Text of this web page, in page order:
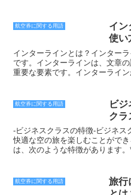
は、専用のラウンジを利用する
や飲み物の提供、新聞や雑誌の
受けることができます。ラウン
に乗ることができ、快適な旅行
FCYのサービス-FCYでは、ファ
けることができます。優先搭乗
高く、ファーストクラスよりも
路線、時期によって異なります
めて
に設
こと
券ご
も購
す。
間を
える
航空
確認
どう
ば、
なけ
する
航空券に関する用語
イン
使い
インターラインとは？インター
です。インターラインは、文章
重要な要素です。インターライ
ポイント（pt）で指定されます
的なインターラインは、12pt～
ーラインを少し広めに設定する
が短い場合は、インターライン
まります。インターラインは、
で設定することができます。テ
異なりますが、基本的には、以
ディタやワードプロセッサを起
航空券に関する用語
ビ
クラ
-ビジネスクラスの特徴-ビジネス
快適な空の旅を楽しむことがで
は、次のような特徴があります
の間隔も、エコノミークラスの
ジネスクラスの座席は、リクラ
航空券に関する用語
旅行